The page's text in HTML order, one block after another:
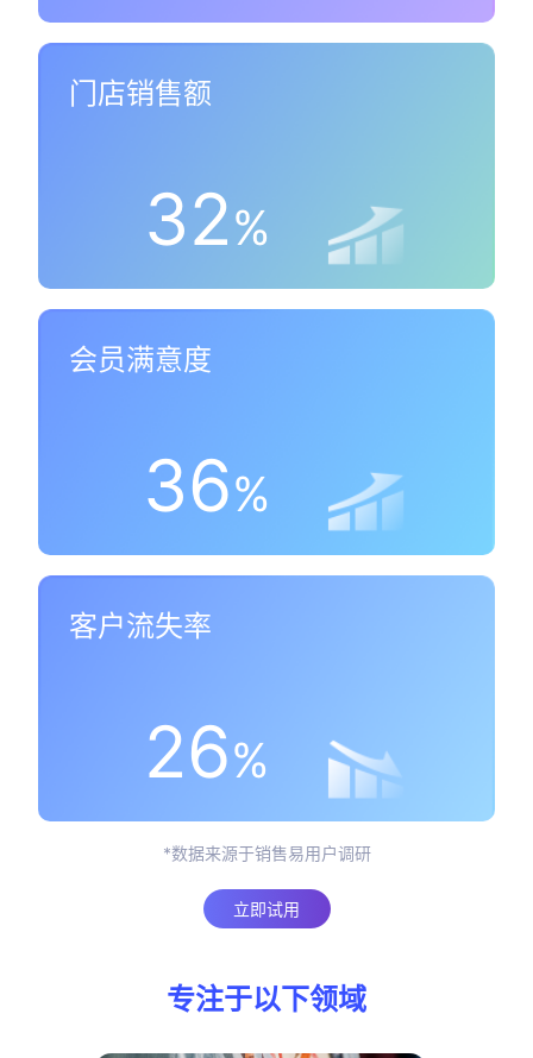
门店销售额
32%
会员满意度
36%
客户流失率
26%
*数据来源于销售易用户调研
立即试用
专注于以下领域